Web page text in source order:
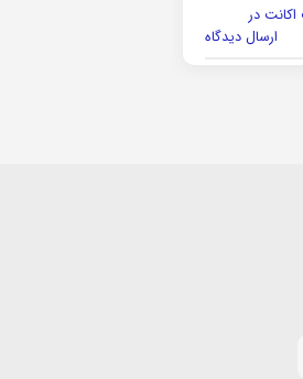
در
ارسال دیدگاه